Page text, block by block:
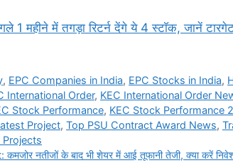
महीने में तगड़ा रिटर्न देंगे ये 4 स्टाॅक, जानें टारगेट
, EPC Companies in India, EPC Stocks in India,
International Order, KEC International Order
Stock Performance, KEC Stock Performance
Project, Top PSU Contract Award News,
Projects
नतीजों के बाद भी शेयर में आई तूफानी तेजी, क्या करें